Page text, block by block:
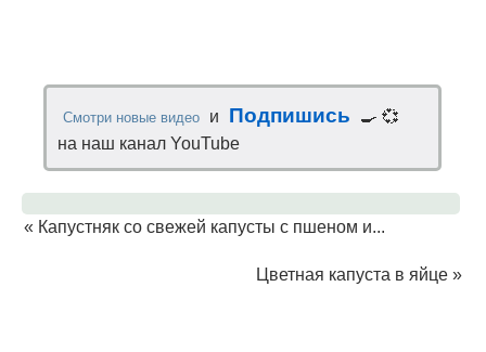
Смотри новые видео и Подпишись
🍳 💞
на наш канал YouTube
« Капустняк со свежей капусты с пшеном и...
Цветная капуста в яйце »